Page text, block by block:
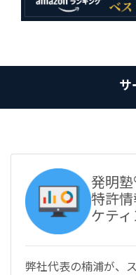
サ
発明
特許
ケテ
弊社代表の楠浦が、